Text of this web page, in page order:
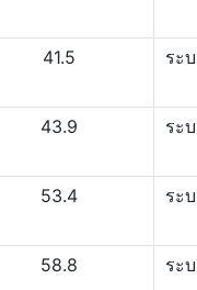
41.5 ระ
43.9 ระ
53.4 ระ
58.8 ระ